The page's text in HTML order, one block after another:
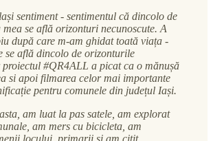
sentiment - sentimentul că dincolo de
se află orizonturi necunoscute. A
după care m-am ghidat toată viața -
se află dincolo de orizonturile
proiectul #QR4ALL a picat ca o mănușă
si apoi filmarea celor mai importante
pentru comunele din județul Iași.
am luat la pas satele, am explorat
am mers cu bicicleta, am